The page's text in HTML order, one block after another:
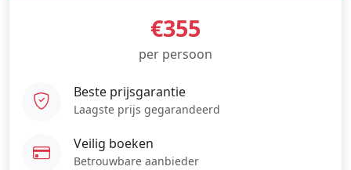
€355
per persoon
Beste prijsgarantie
Laagste prijs gegarandeerd
Veilig boeken
Betrouwbare aanbieder